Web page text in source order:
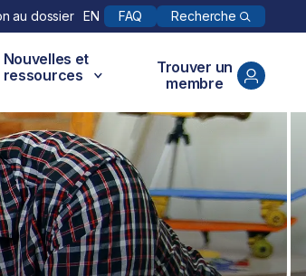
au dossier EN FAQ Recherche
Nouvelles et
ressources
Trouver un
membre